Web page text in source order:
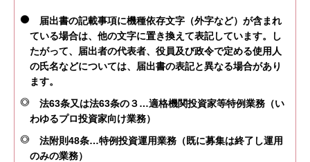
届出書の記載事項に機種依存文字（外字など）が含まれ
ている場合は、他の文字に置き換えて表記しています。し
たがって、届出者の代表者、役員及び政令で定める使用人
の氏名などについては、届出書の表記と異なる場合があり
ます。
法63条又は法63条の３…適格機関投資家等特例業務（い
わゆるプロ投資家向け業務）
法附則48条…特例投資運用業務（既に募集は終了し運用
のみの業務）